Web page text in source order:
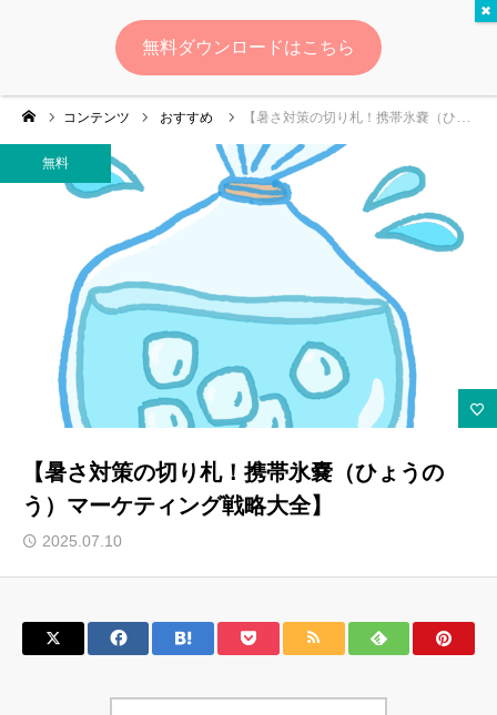
無料
コンテンツ おすすめ 【暑さ対策の切り札！携帯氷嚢（ひょうのう）マーケティング戦略大全】
無料
【暑さ対策の切り札！携帯氷嚢（ひょうの
う）マーケティング戦略大全】
2025.07.10
ログイン 会員登録
ゆいマーケとは？
実績・お客様の声
イベント・セミナー情報
コンテンツ
LINEお友達登録
スポンサー登録
サロン会員登録
ログイン
無料ダウンロードはこちら